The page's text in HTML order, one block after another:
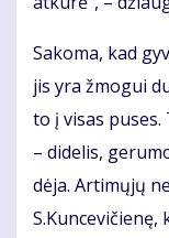
Sa­ko­ma, kad
jis yra žmo­gui
to į vi­sas
– di­de­lis,
dė­ja. Ar­ti­mų­jų